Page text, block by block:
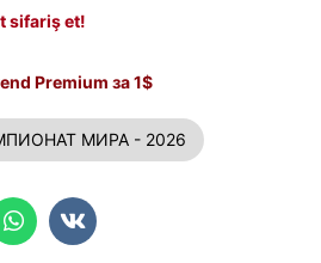
sifariş et!
Premium за 1$
МИРА - 2026